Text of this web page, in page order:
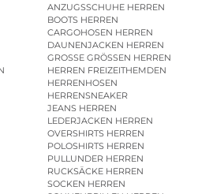
ANZUGSSCHUHE HERREN
BOOTS HERREN
CARGOHOSEN HERREN
DAUNENJACKEN HERREN
GROSSE GRÖSSEN HERREN
HERREN FREIZEITHEMDEN
HERRENHOSEN
HERRENSNEAKER
JEANS HERREN
LEDERJACKEN HERREN
OVERSHIRTS HERREN
POLOSHIRTS HERREN
PULLUNDER HERREN
RUCKSÄCKE HERREN
SOCKEN HERREN